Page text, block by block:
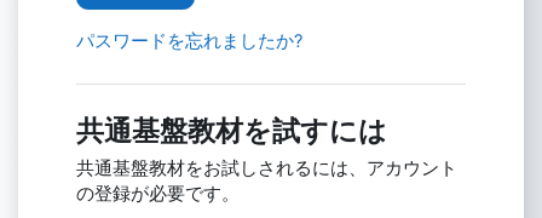
パスワードを忘れましたか?
共通基盤教材を試すには
共通基盤教材をお試しされるには、アカウント
の登録が必要です。